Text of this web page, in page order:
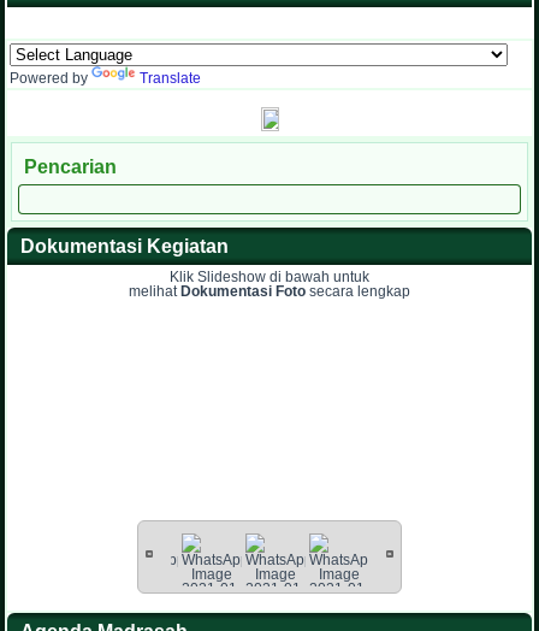
Powered by Translate
Pencarian
Dokumentasi Kegiatan
Klik Slideshow di bawah untuk
melihat Dokumentasi Foto secara lengkap